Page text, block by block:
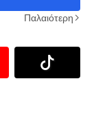
Παλαιότερη